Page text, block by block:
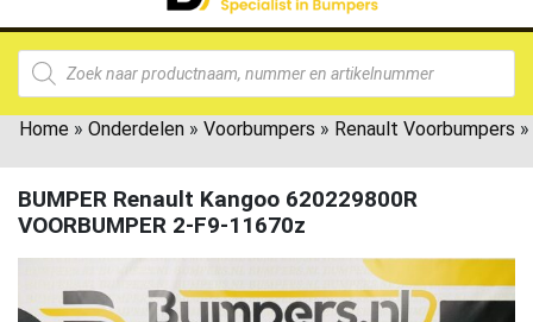
Home » Onderdelen » Voorbumpers » Renault Voorbumpers »
BUMPER Renault Kangoo 620229800R
VOORBUMPER 2-F9-11670z